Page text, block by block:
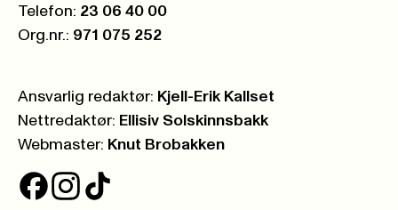
Telefon: 23 06 40 00
Org.nr.: 971 075 252
Ansvarlig redaktør: Kjell-Erik Kallset
Nettredaktør: Ellisiv Solskinnsbakk
Webmaster: Knut Brobakken